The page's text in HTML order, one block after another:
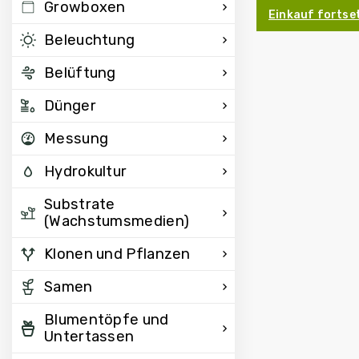
Growboxen
Beleuchtung
Belüftung
Dünger
Messung
Hydrokultur
Substrate
(Wachstumsmedien)
Klonen und Pflanzen
Samen
Blumentöpfe und
Untertassen
Einkauf